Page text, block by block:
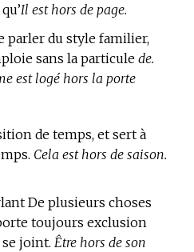
Il est hors de page.
parler du style familier,
sans la particule de.
est logé hors la porte
de temps, et sert à
Cela est hors de saison.
De plusieurs choses
toujours exclusion
joint. Être hors de son